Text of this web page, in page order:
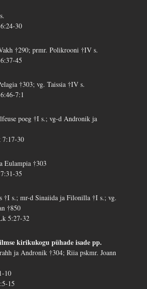
30
†290; prmr. Polikrooni †IV s.
45
†303; vg. Taissia †IV s.
7:1
poeg †I s.; vg-d Andronik ja
30
Eulampia †303
35
†I s.; mr-d Sinaiida ja Filonilla †I s.; vg.
†850
5:27-32
kirikukogu pühade isade pp.
ja Andronik †304; Riia pskmr. Joann
10
15